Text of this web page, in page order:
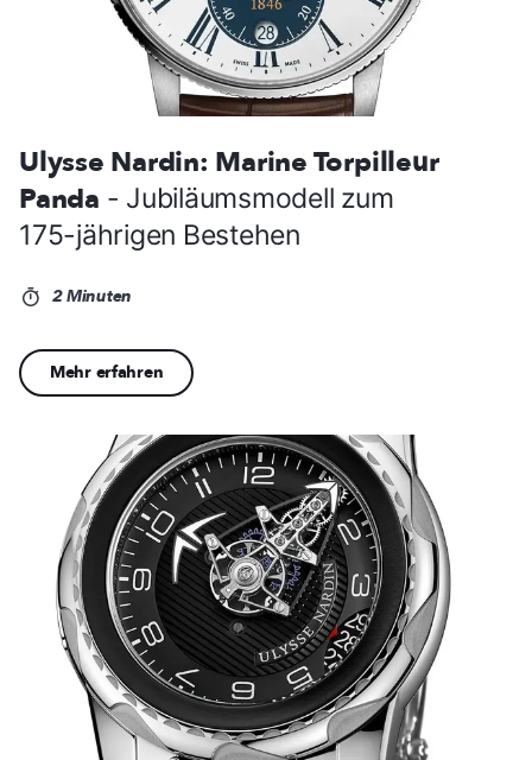
Ulysse Nardin: Marine Torpilleur
Panda - Jubiläumsmodell zum
175-jährigen Bestehen
2 Minuten
Mehr erfahren